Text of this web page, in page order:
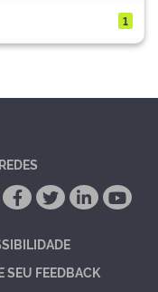
1
SEU FEEDBACK